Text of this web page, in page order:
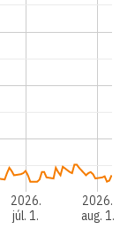
2026.
júl. 1.
2026.
aug. 1.